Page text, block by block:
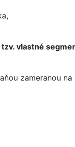
vlastné
zameranou na